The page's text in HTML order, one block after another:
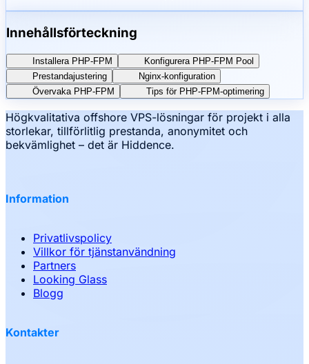
Innehållsförteckning
Installera PHP-FPM
Konfigurera PHP-FPM Pool
Prestandajustering
Nginx-konfiguration
Övervaka PHP-FPM
Tips för PHP-FPM-optimering
Högkvalitativa offshore VPS-lösningar för projekt i alla
storlekar, tillförlitlig prestanda, anonymitet och
bekvämlighet – det är Hiddence.
Information
Privatlivspolicy
Villkor för tjänstanvändning
Partners
Looking Glass
Blogg
Kontakter